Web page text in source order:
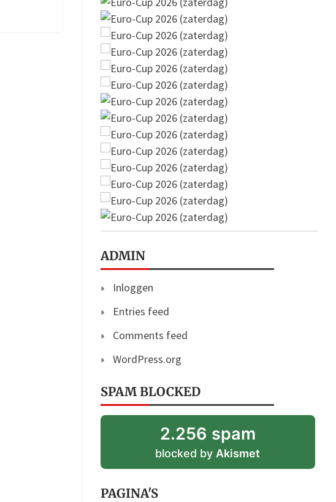
ADMIN
Inloggen
Entries feed
Comments feed
WordPress.org
SPAM BLOCKED
2.256 spam
blocked byAkismet
PAGINA'S